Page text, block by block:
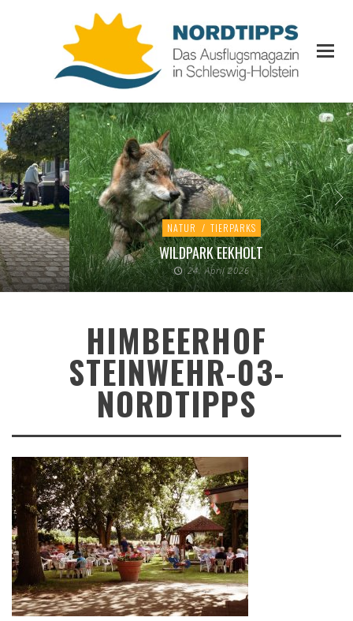
NATUR / TIERPARKS
WILDPARK EEKHOLT
24. April 2026
HIMBEERHOF
STEINWEHR-03-
NORDTIPPS